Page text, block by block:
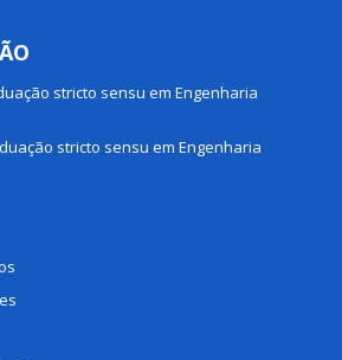
stricto sensu em Engenharia
stricto sensu em Engenharia